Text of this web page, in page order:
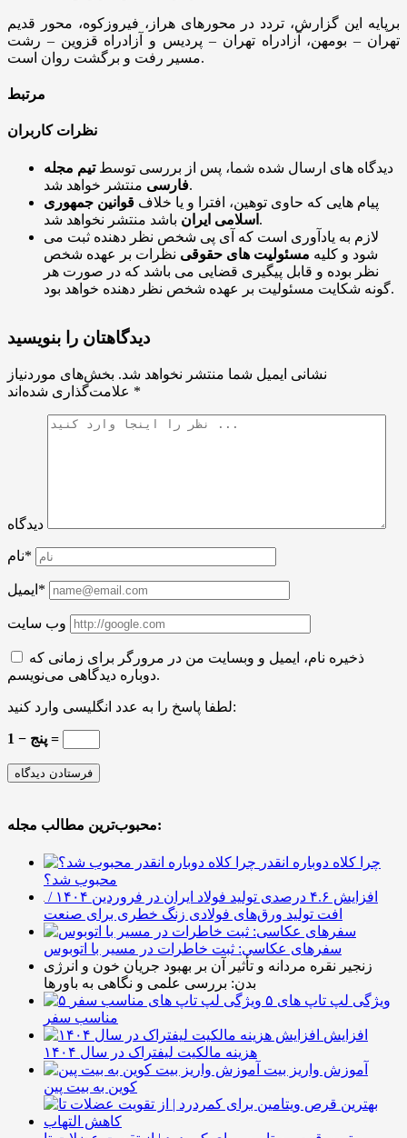
برپایه این گزارش، تردد در محورهای هراز، فیروزکوه، محور قدیم
تهران – بومهن، آزادراه تهران – پردیس و آزادراه قزوین – رشت
مسیر رفت و برگشت روان است.
مرتبط
نظرات کاربران
دیدگاه های ارسال شده شما، پس از بررسی توسطتیم مجله
فارسیمنتشر خواهد شد.
پیام هایی که حاوی توهین، افترا و یا خلاف قوانین جمهوری
اسلامی ایران باشد منتشر نخواهد شد.
لازم به یادآوری است که آی پی شخص نظر دهنده ثبت می
شود و کلیه مسئولیت های حقوقی نظرات بر عهده شخص
نظر بوده و قابل پیگیری قضایی می باشد که در صورت هر
گونه شکایت مسئولیت بر عهده شخص نظر دهنده خواهد بود.
دیدگاهتان را بنویسید
نشانی ایمیل شما منتشر نخواهد شد. بخش‌های موردنیاز
*
دیدگاه
نام*
ایمیل*
وب سایت
ذخیره نام، ایمیل و وبسایت من در مرورگر برای زمانی که
دوباره دیدگاهی می‌نویسم.
لطفا پاسخ را به عدد انگلیسی وارد کنید:
پنج − 1 =
محبوب‌ترین مطالب مجله:
چرا کلاه دوباره انقدر
محبوب شد؟
افزایش ۴.۶ درصدی تولید فولاد ایران در فروردین ۱۴۰۴ /
افت تولید ورق‌های فولادی زنگ خطری برای صنعت
سفرهای عکاسی: ثبت خاطرات در مسیر با اتوبوس
زنجیر نقره مردانه و تأثیر آن بر بهبود جریان خون و انرژی
بدن: بررسی علمی و نگاهی به باورها
۵ ویژگی لپ تاپ های
مناسب سفر
افزایش
هزینه مالکیت لیفتراک در سال ۱۴۰۴
آموزش واریز بیت
کوین به بیت پین